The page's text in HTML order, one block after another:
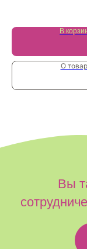
В
О
Вы